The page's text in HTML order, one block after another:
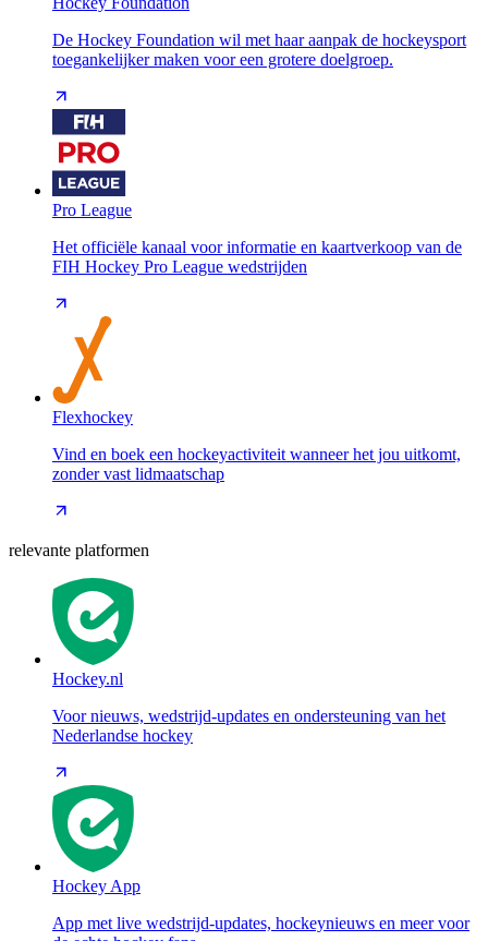
De Hockey Foundation wil met haar aanpak de hockeysport
toegankelijker maken voor een grotere doelgroep.
Pro League
Het officiële kanaal voor informatie en kaartverkoop van de
FIH Hockey Pro League wedstrijden
Flexhockey
Vind en boek een hockeyactiviteit wanneer het jou uitkomt,
zonder vast lidmaatschap
relevante platformen
Hockey.nl
Voor nieuws, wedstrijd-updates en ondersteuning van het
Nederlandse hockey
Hockey App
App met live wedstrijd-updates, hockeynieuws en meer voor